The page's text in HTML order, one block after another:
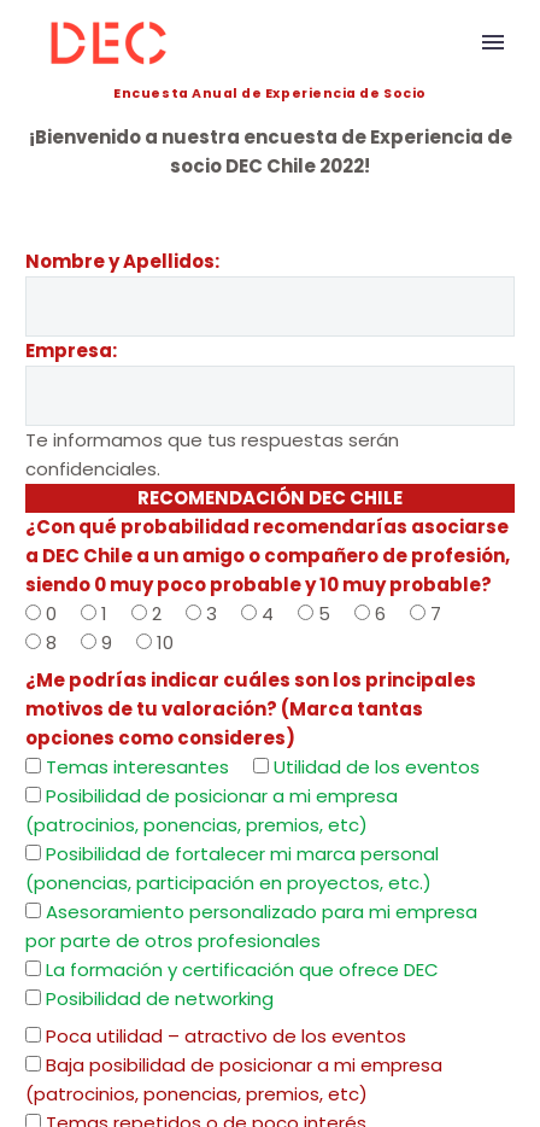
Encuesta Anual de Experiencia de Socio
¡Bienvenido a nuestra encuesta de Experiencia de
socio DEC Chile 2022!
Nombre y Apellidos:
Empresa:
Te informamos que tus respuestas serán
confidenciales.
RECOMENDACIÓN DEC CHILE
¿Con qué probabilidad recomendarías asociarse
a DEC Chile a un amigo o compañero de profesión,
siendo 0 muy poco probable y 10 muy probable?
0
1 2 3 4 5 6
7
8
9
10
¿Me podrías indicar cuáles son los principales
motivos de tu valoración? (Marca tantas
opciones como consideres)
Temas interesantes
Utilidad de los eventos
Posibilidad de posicionar a mi empresa
(patrocinios, ponencias, premios, etc)
Posibilidad de fortalecer mi marca personal
(ponencias, participación en proyectos, etc.)
Asesoramiento personalizado para mi empresa
por parte de otros profesionales
La formación y certificación que ofrece DEC
Posibilidad de networking
Poca utilidad – atractivo de los eventos
Baja posibilidad de posicionar a mi empresa
(patrocinios, ponencias, premios, etc)